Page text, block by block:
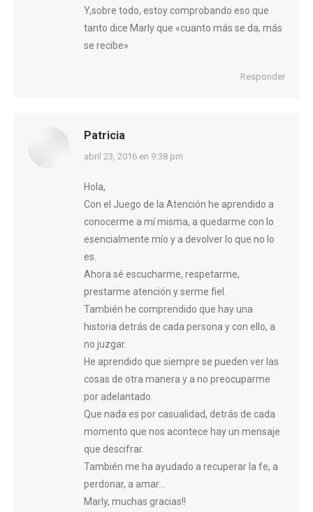
Y,sobre todo, estoy comprobando eso que
tanto dice Marly que «cuanto más se da, más
se recibe»
Responder
Patricia
dice:
abril 23, 2016 en 9:38 pm
Hola,
Con el Juego de la Atención he aprendido a
conocerme a mí misma, a quedarme con lo
esencialmente mío y a devolver lo que no lo
es.
Ahora sé escucharme, respetarme,
prestarme atención y serme fiel.
También he comprendido que hay una
historia detrás de cada persona y con ello, a
no juzgar.
He aprendido que siempre se pueden ver las
cosas de otra manera y a no preocuparme
por adelantado.
Que nada es por casualidad, detrás de cada
momento que nos acontece hay un mensaje
que descifrar.
También me ha ayudado a recuperar la fe, a
perdonar, a amar…
Marly, muchas gracias!!